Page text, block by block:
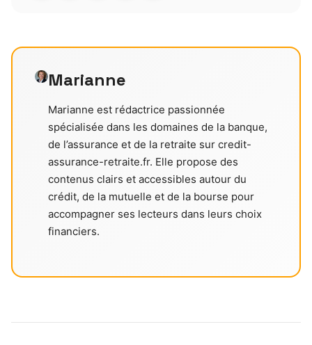
Marianne
Marianne est rédactrice passionnée
spécialisée dans les domaines de la banque,
de l’assurance et de la retraite sur credit-
assurance-retraite.fr. Elle propose des
contenus clairs et accessibles autour du
crédit, de la mutuelle et de la bourse pour
accompagner ses lecteurs dans leurs choix
financiers.